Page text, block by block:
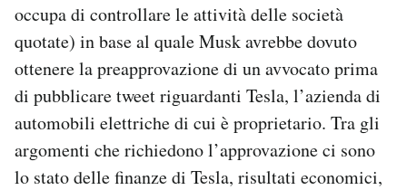
Hai bisogno di aiuto?
Esci
occupa di controllare le attività delle società
quotate) in base al quale Musk avrebbe dovuto
ottenere la preapprovazione di un avvocato prima
di pubblicare tweet riguardanti Tesla, l’azienda di
automobili elettriche di cui è proprietario. Tra gli
argomenti che richiedono l’approvazione ci sono
lo stato delle finanze di Tesla, risultati economici,